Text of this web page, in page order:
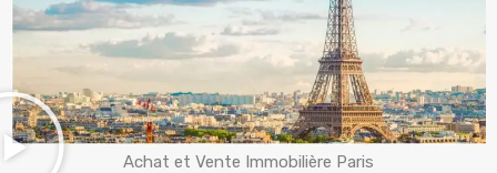
Achat et Vente Immobilière Paris